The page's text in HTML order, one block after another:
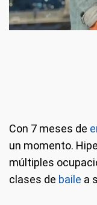
Con 7 meses de
un momento.
múltiples
clases de baile a